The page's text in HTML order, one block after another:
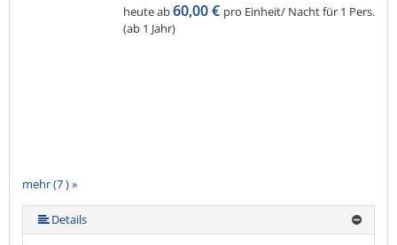
mehr (7 ) »
mehr (7 ) »
mehr (7 ) »
mehr (7 ) »
heute ab60,00 € pro Einheit/ Nacht für 1 Pers.
(ab 1 Jahr)
Details